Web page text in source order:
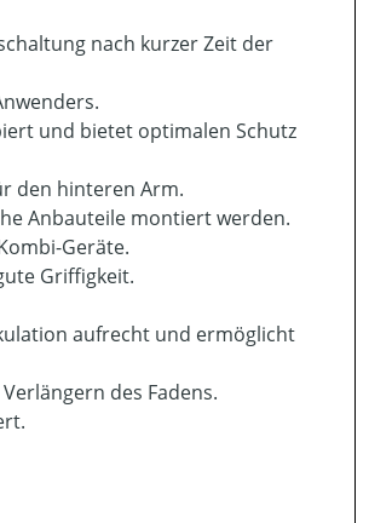
nach kurzer Zeit der
und bietet optimalen Schutz
den hinteren Arm.
Anbauteile montiert werden.
Geräte.
Griffigkeit.
aufrecht und ermöglicht
des Fadens.